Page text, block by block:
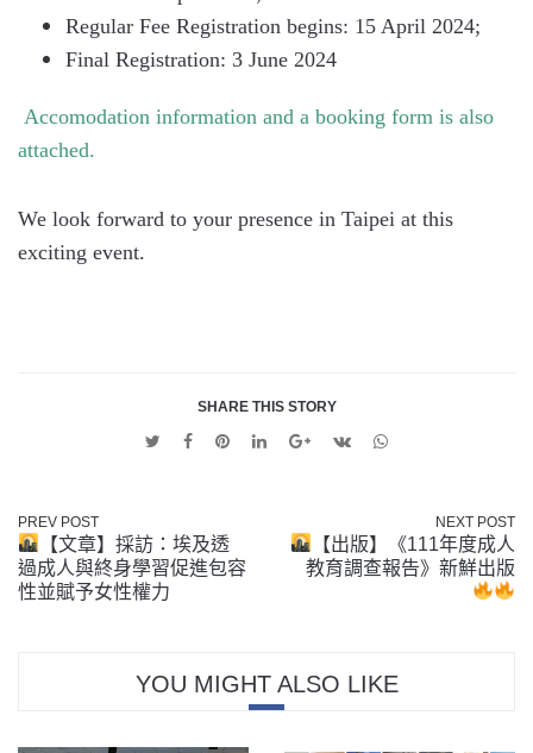
Regular Fee Registration begins: 15 April 2024;
Final Registration: 3 June 2024
Accomodation information and a booking form is also
attached.
We look forward to your presence in Taipei at this
exciting event.
SHARE THIS STORY
Twitter
Facebook
Pinterest
LinkedinGoogle
VK Whatsapp
PREV POST
【文章】採訪：埃及透
過成人與終身學習促進包容
性並賦予女性權力
NEXT POST
【出版】《111年度成人
教育調查報告》新鮮出版
YOU MIGHT ALSO LIKE